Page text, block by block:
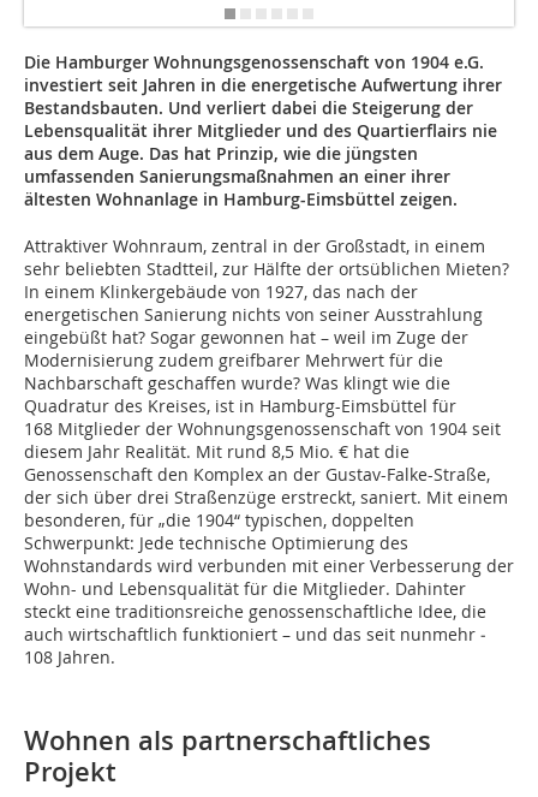
Die Hamburger Wohnungsgenossenschaft von 1904 e.G.
investiert seit Jahren in die energetische Aufwertung ihrer
Bestandsbauten. Und verliert dabei die Steigerung der
Lebensqualität ihrer Mitglieder und des Quartierflairs nie
aus dem Auge. Das hat Prinzip, wie die jüngsten
umfassenden Sanierungsmaßnahmen an einer ihrer
ältesten Wohnanlage in Hamburg-Eimsbüttel zeigen.
Attraktiver Wohnraum, zentral in der Großstadt, in einem
sehr beliebten Stadtteil, zur Hälfte der ortsüblichen Mieten?
In einem Klinkergebäude von 1927, das nach der
energetischen Sanierung nichts von seiner Ausstrahlung
eingebüßt hat? Sogar gewonnen hat – weil im Zuge der
Modernisierung zudem greifbarer Mehrwert für die
Nachbarschaft geschaffen wurde? Was klingt wie die
Quadratur des Kreises, ist in Hamburg-Eimsbüttel für
168 Mitglieder der Wohnungsgenossenschaft von 1904 seit
diesem Jahr Realität. Mit rund 8,5 Mio. € hat die
Genossenschaft den Komplex an der Gustav-Falke-Straße,
der sich über drei Straßenzüge erstreckt, saniert. Mit einem
besonderen, für „die 1904“ typischen, doppelten
Schwerpunkt: Jede technische Optimierung des
Wohnstandards wird verbunden mit einer Verbesserung der
Wohn- und Lebensqualität für die Mitglieder. Dahinter
steckt eine traditionsreiche genossenschaftliche Idee, die
auch wirtschaftlich funktioniert – und das seit nunmehr ­
108 Jahren.
Wohnen als partnerschaftliches
Projekt